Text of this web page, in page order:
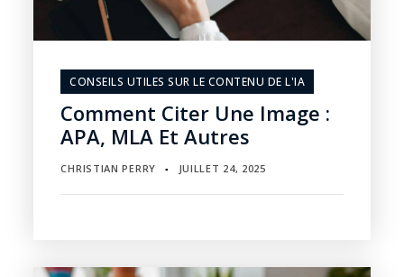
CONSEILS UTILES SUR LE CONTENU DE L'IA
Comment Citer Une Image :
APA, MLA Et Autres
CHRISTIAN PERRY ▪ JUILLET 24, 2025